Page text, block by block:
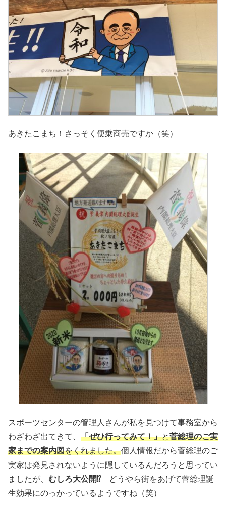
あきたこまち！さっそく便乗商売ですか（笑）
スポーツセンターの管理人さんが私を見つけて事務室から
わざわざ出てきて、 「ぜひ行ってみて！」と菅総理のご実
家までの案内図をくれました。個人情報だから菅総理のご
実家は発見されないように隠しているんだろうと思ってい
ましたが、 むしろ大公開⁉ どうやら街をあげて菅総理誕
生効果にのっかっているようですね（笑）